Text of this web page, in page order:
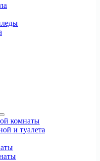
комнаты
и туалета